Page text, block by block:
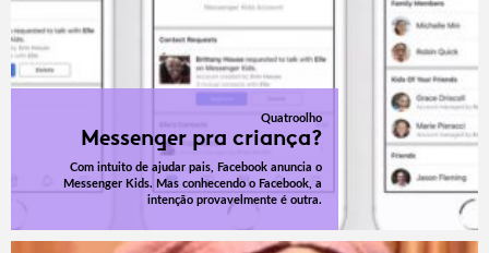
Quatroolho
Messenger pra criança?
Com intuito de ajudar pais, Facebook anuncia o
Messenger Kids. Mas conhecendo o Facebook, a
intenção provavelmente é outra.